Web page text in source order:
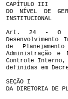
CAPÍTULO III
DO NÍVEL DE
INSTITUCIONAL
Art. 24 - O
de
Administração e
Controle Interno,
definidas em
SEÇÃO I
DA DIRETORIA DE